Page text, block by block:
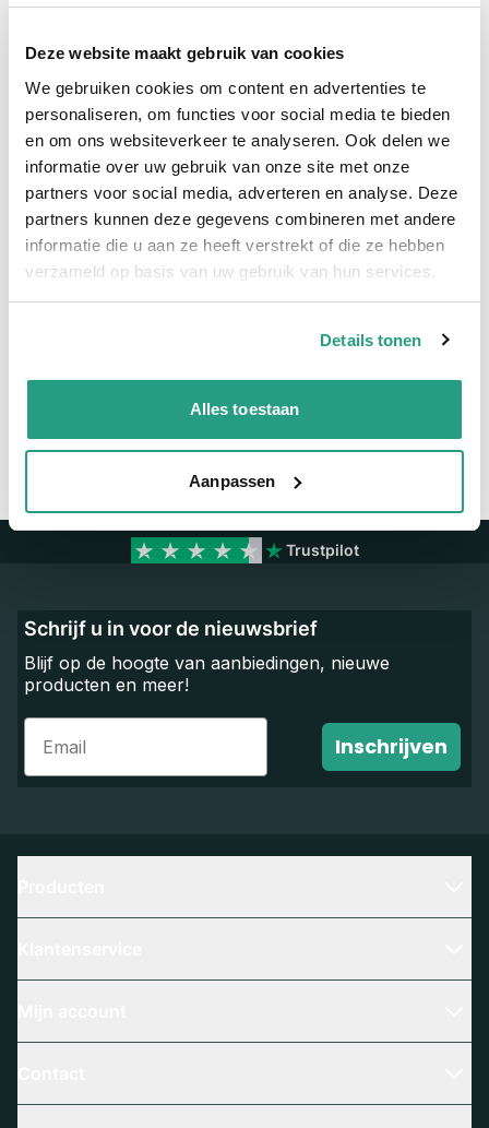
Deze website maakt gebruik van cookies
We gebruiken cookies om content en advertenties te
personaliseren, om functies voor social media te bieden
en om ons websiteverkeer te analyseren. Ook delen we
informatie over uw gebruik van onze site met onze
partners voor social media, adverteren en analyse. Deze
partners kunnen deze gegevens combineren met andere
informatie die u aan ze heeft verstrekt of die ze hebben
verzameld op basis van uw gebruik van hun services.
Details tonen
Alles toestaan
Aanpassen
Snelle levering
Snel naar
Meer informatie
Meer informatie
Binnendiameter 152mm
Neem contact met ons op
Trustpilot
Schrijf u in voor de nieuwsbrief
Blijf op de hoogte van aanbiedingen, nieuwe
producten en meer!
Email
Inschrijven